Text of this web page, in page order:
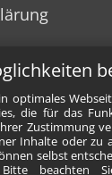
optimales
die für das
Zustimmung
Inhalte oder zu
selbst
Bitte beachten